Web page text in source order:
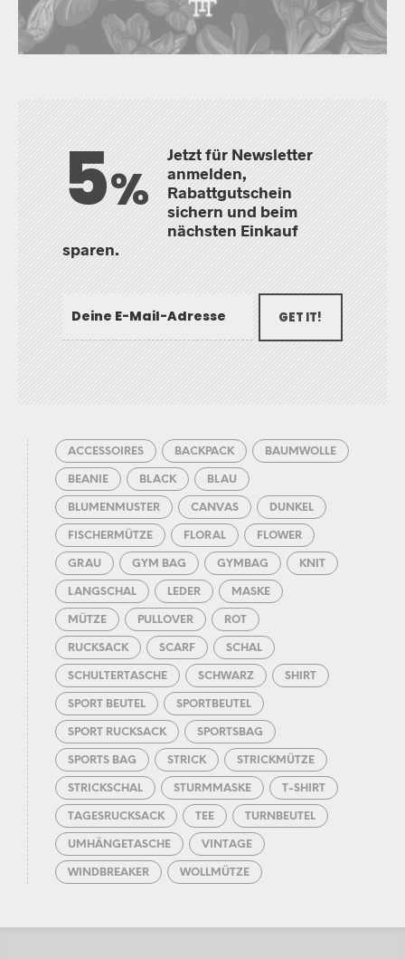
5%
Jetzt für Newsletter
anmelden,
Rabattgutschein
sichern und beim
nächsten Einkauf
sparen.
GET IT!
ACCESSOIRES BACKPACK BAUMWOLLE
BEANIE BLACK BLAU
BLUMENMUSTER CANVAS DUNKEL
FISCHERMÜTZE FLORAL FLOWER
GRAU GYM BAG GYMBAG KNIT
LANGSCHAL LEDER MASKE
MÜTZE PULLOVER ROT
RUCKSACK SCARF SCHAL
SCHULTERTASCHE SCHWARZ SHIRT
SPORT BEUTEL SPORTBEUTEL
SPORT RUCKSACK SPORTSBAG
SPORTS BAG STRICK STRICKMÜTZE
STRICKSCHAL STURMMASKE T-SHIRT
TAGESRUCKSACK TEE TURNBEUTEL
UMHÄNGETASCHE VINTAGE
WINDBREAKER WOLLMÜTZE